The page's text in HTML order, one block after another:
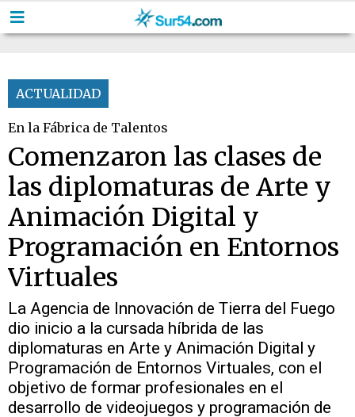
ACTUALIDAD
En la Fábrica de Talentos
Comenzaron las clases de
las diplomaturas de Arte y
Animación Digital y
Programación en Entornos
Virtuales
La Agencia de Innovación de Tierra del Fuego
dio inicio a la cursada híbrida de las
diplomaturas en Arte y Animación Digital y
Programación de Entornos Virtuales, con el
objetivo de formar profesionales en el
desarrollo de videojuegos y programación de